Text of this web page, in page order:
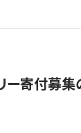
ー寄付募